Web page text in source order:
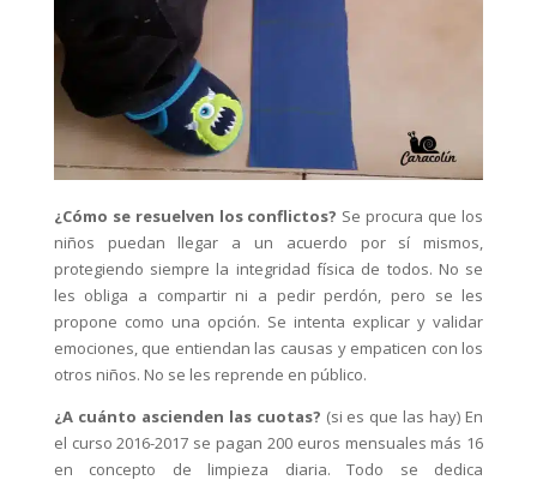
¿Cómo se resuelven los conflictos? Se procura que los
niños puedan llegar a un acuerdo por sí mismos,
protegiendo siempre la integridad física de todos. No se
les obliga a compartir ni a pedir perdón, pero se les
propone como una opción. Se intenta explicar y validar
emociones, que entiendan las causas y empaticen con los
otros niños. No se les reprende en público.
¿A cuánto ascienden las cuotas? (si es que las hay) En
el curso 2016-2017 se pagan 200 euros mensuales más 16
en concepto de limpieza diaria. Todo se dedica